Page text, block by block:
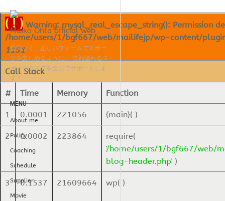
( ! ) Warning: mysql_real_escape_string(): Permission
/home/users/1/bgf667/web/mailifejp/wp-content/
1191
Call Stack
# Time Memory Function
1 0.0001 221056 {main}( )
2 0.0002 223864
require(
'/home/users/1/bgf667/web/
blog-header.php' )
3 0.1537 21609664 wp( )
Maiko Ohta official web
怪我なく、正しいフォームでスポー
ツを楽しめるように、 笑顔溢れるス
ポーツライフを全力でサポートしま
す！
MENU
About me
Policy
Coaching
Schedule
Supplier
Movie